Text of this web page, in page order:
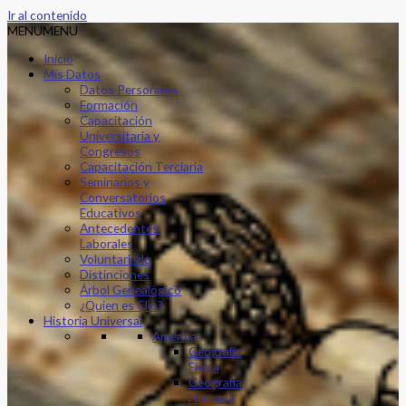
Ir al contenido
MENUMENU
Inicio
Mis Datos
Datos Personales
Formación
Capacitación
Universitaria y
Congresos
Capacitación Terciaria
Seminarios y
Conversatorios
Educativos
Antecedentes
Laborales
Voluntariado
Distinciones
Árbol Genealógico
¿Quien es Clio?
Historia Universal
América
Geografía
Física
Geografía
Humana